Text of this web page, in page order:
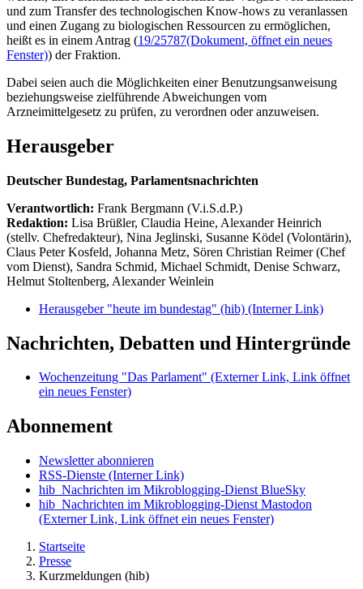
und zum Transfer des technologischen Know-hows zu veranlassen
und einen Zugang zu biologischen Ressourcen zu ermöglichen,
heißt es in einem Antrag (19/25787(Dokument, öffnet ein neues
Fenster)) der Fraktion.
Dabei seien auch die Möglichkeiten einer Benutzungsanweisung
beziehungsweise zielführende Abweichungen vom
Arzneimittelgesetz zu prüfen, zu verordnen oder anzuweisen.
Herausgeber
Deutscher Bundestag, Parlamentsnachrichten
Verantwortlich: Frank Bergmann (V.i.S.d.P.)
Redaktion: Lisa Brüßler, Claudia Heine, Alexander Heinrich
(stellv. Chefredakteur), Nina Jeglinski, Susanne Ködel (Volontärin),
Claus Peter Kosfeld, Johanna Metz, Sören Christian Reimer (Chef
vom Dienst), Sandra Schmid, Michael Schmidt, Denise Schwarz,
Helmut Stoltenberg, Alexander Weinlein
Herausgeber "heute im bundestag" (hib) (Interner Link)
Nachrichten, Debatten und Hintergründe
Wochenzeitung "Das Parlament" (Externer Link, Link öffnet
ein neues Fenster)
Abonnement
Newsletter abonnieren
RSS-Dienste (Interner Link)
hib_Nachrichten im Mikroblogging-Dienst BlueSky
hib_Nachrichten im Mikroblogging-Dienst Mastodon
(Externer Link, Link öffnet ein neues Fenster)
Startseite
Presse
Kurzmeldungen (hib)